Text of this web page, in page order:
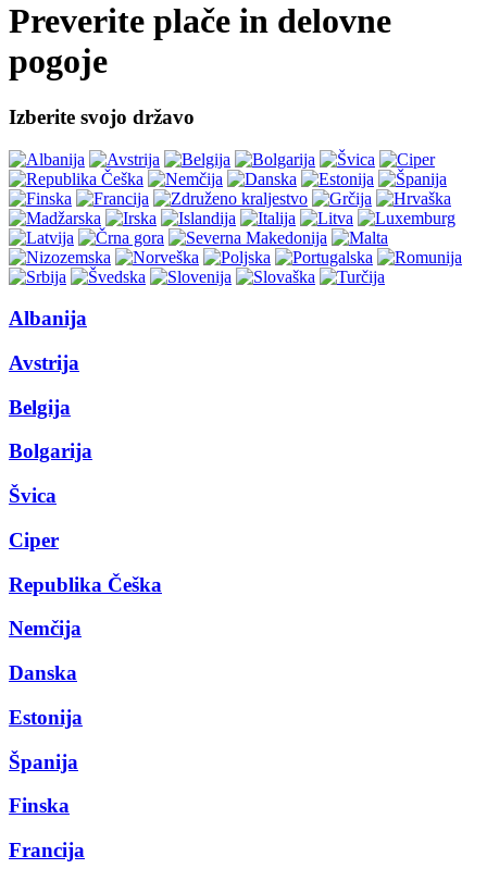
Preverite plače in delovne
pogoje
Izberite svojo državo
Albanija
Avstrija
Belgija
Bolgarija
Švica
Ciper
Republika Češka
Nemčija
Danska
Estonija
Španija
Finska
Francija